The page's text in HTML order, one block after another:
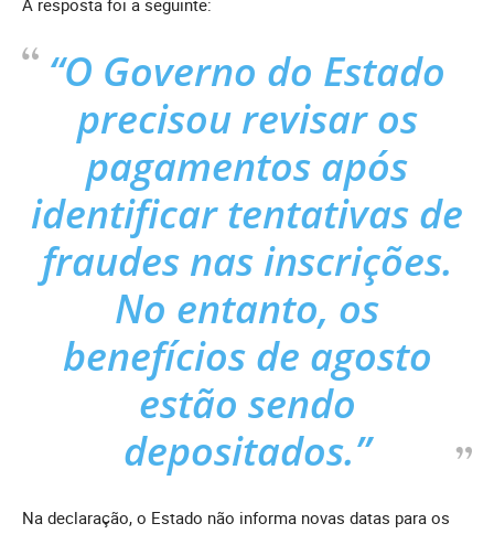
A resposta foi a seguinte:
“O Governo do Estado
precisou revisar os
pagamentos após
identificar tentativas de
fraudes nas inscrições.
No entanto, os
benefícios de agosto
estão sendo
depositados.”
Na declaração, o Estado não informa novas datas para os